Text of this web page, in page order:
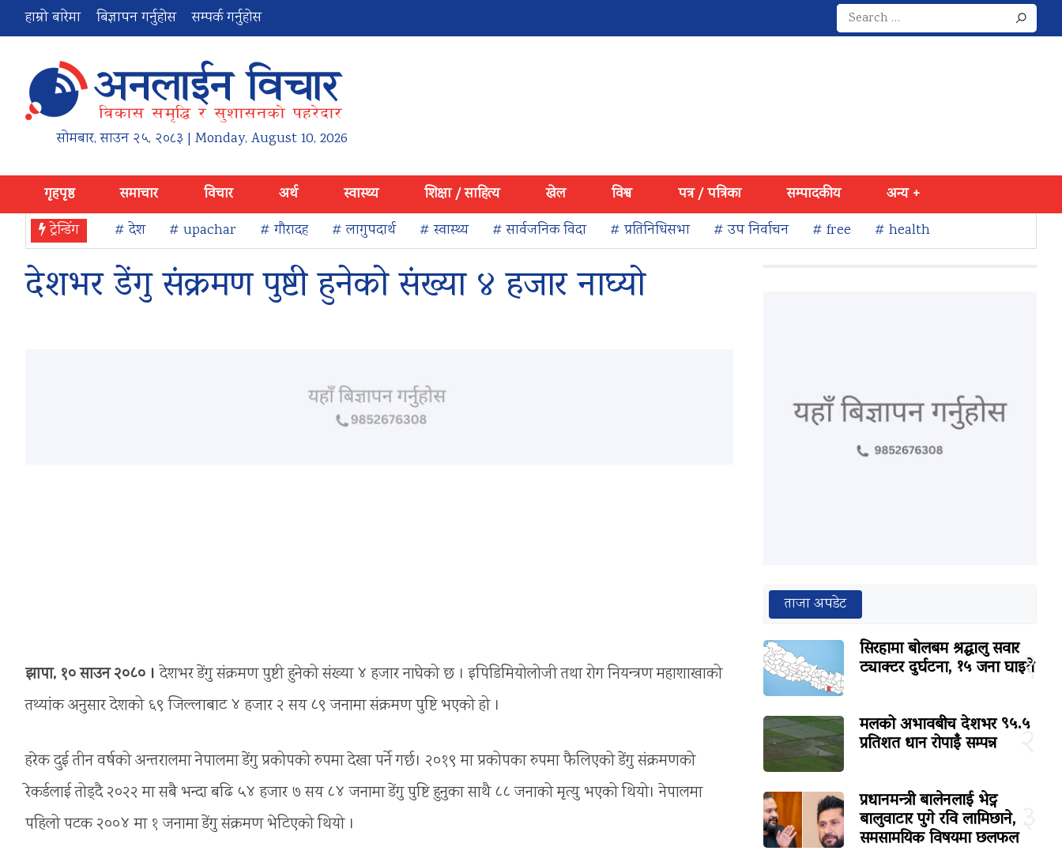
हाम्रो बारेमा बिज्ञापन गर्नुहोस सम्पर्क गर्नुहोस
Search
for:
सोमबार,साउन २५, २०८३ | Monday, August 10, 2026
गृहपृष्ठ समाचार विचार अर्थ स्वास्थ्य शिक्षा / साहित्य खेल विश्व पत्र / पत्रिका सम्पादकीय
अन्य +
ट्रेन्डिंग
# देश # upachar # गौरादह # लागुपदार्थ # स्वास्थ्य # सार्वजनिक विदा # प्रतिनिधिसभा # उप निर्वाचन # free # health
देशभर डेंगु संक्रमण पुष्टी हुनेको संख्या ४ हजार नाघ्यो
झापा, १० साउन २०८० । देशभर डेंगु संक्रमण पुष्टी हुनेको संख्या ४ हजार नाघेको छ । इपिडिमियोलोजी तथा रोग नियन्त्रण महाशाखाको
तथ्यांक अनुसार देशको ६९ जिल्लाबाट ४ हजार २ सय ८९ जनामा संक्रमण पुष्टि भएको हो ।
हरेक दुई तीन वर्षको अन्तरालमा नेपालमा डेंगु प्रकोपको रुपमा देखा पर्ने गर्छ। २०१९ मा प्रकोपका रुपमा फैलिएको डेंगु संक्रमणको
रेकर्डलाई तोड्दै २०२२ मा सबै भन्दा बढि ५४ हजार ७ सय ८४ जनामा डेंगु पुष्टि हुनुका साथै ८८ जनाको मृत्यु भएको थियो। नेपालमा
पहिलो पटक २००४ मा १ जनामा डेंगु संक्रमण भेटिएको थियो ।
ताजा अपडेट
१
सिरहामा बोलबम श्रद्धालु सवार
ट्याक्टर दुर्घटना, १५ जना घाइते
२
मलको अभावबीच देशभर ९५.५
प्रतिशत धान रोपाइँ सम्पन्न
प्रधानमन्त्री बालेनलाई भेट्न
बालुवाटार पुगे रवि लामिछाने,
समसामयिक विषयमा छलफल